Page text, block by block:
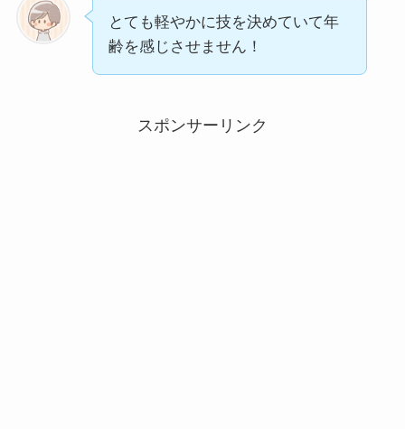
とても軽やかに技を決めていて年
齢を感じさせません！
スポンサーリンク